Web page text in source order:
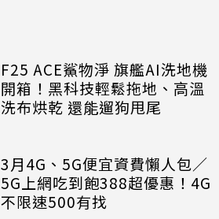
F25 ACE鯊物淨 旗艦AI洗地機
開箱！黑科技輕鬆拖地、高溫
洗布烘乾 還能遛狗甩尾
3月4G、5G便宜資費懶人包／
5G上網吃到飽388超優惠！4G
不限速500有找